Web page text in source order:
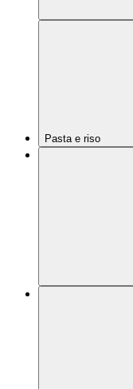
Pasta e riso